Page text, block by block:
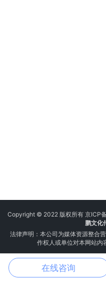
Copyright © 2022 版权所有 京ICP
鹏文化
法律声明：本公司为媒体资源整合
作权人或单位对本网站内
电话 邮箱
在线咨询